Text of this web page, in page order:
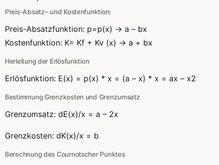
Preis-Absatz– und Kostenfunktion:
Preis-Absatzfunktion: p=p(x) -> a – bx
Kostenfunktion: K= Kf + Kv (x) -> a + bx
Herleitung der Erlösfunktion
Erlösfunktion: E(x) = p(x) * x = (a – x) * x = ax – x2
BestimmungGrenzkosten und Grenzumsatz
Grenzumsatz: dE(x)/x = a – 2x
Grenzkosten: dK(x)/x = b
Berechnung des CournotscherPunktes